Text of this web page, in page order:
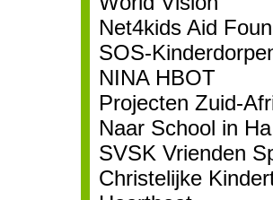
Net4kids Aid
SOS-
NINA HBOT
Projecten Zuid-
Naar School in Ha
SVSK Vrienden
Christelijke